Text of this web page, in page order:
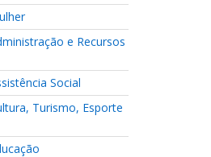
e Recursos
Social
Turismo, Esporte